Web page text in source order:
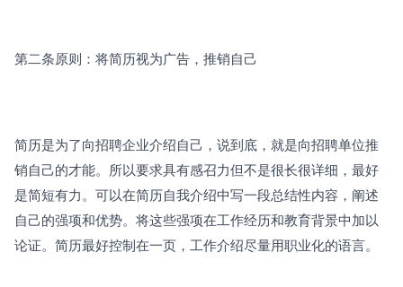
第二条原则：将简历视为广告，推销自己
简历是为了向招聘企业介绍自己，说到底，就是向招聘单位推
销自己的才能。所以要求具有感召力但不是很长很详细，最好
是简短有力。可以在简历自我介绍中写一段总结性内容，阐述
自己的强项和优势。将这些强项在工作经历和教育背景中加以
论证。简历最好控制在一页，工作介绍尽量用职业化的语言。